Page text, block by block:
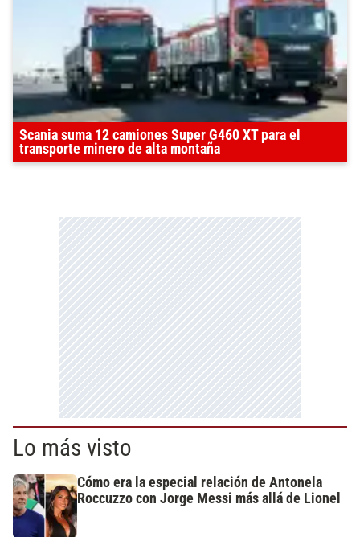
Scania suma 12 camiones Super G460 XT para el
transporte minero de alta montaña
Lo más visto
Cómo era la especial relación de Antonela
Roccuzzo con Jorge Messi más allá de Lionel